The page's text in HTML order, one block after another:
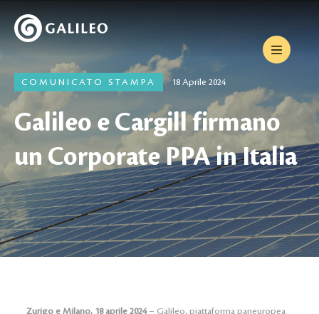
COMUNICATO STAMPA 18 Aprile 2024
Galileo e Cargill firmano
un Corporate PPA in Italia
Zurigo e Milano, 18 aprile 2024– Galileo, piattaforma paneuropea